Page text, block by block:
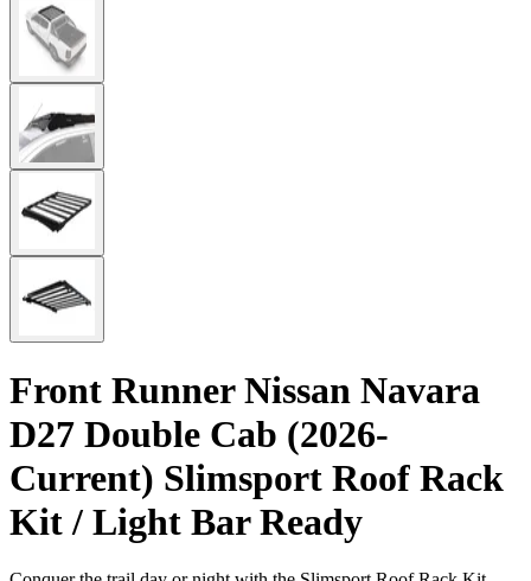
Front Runner Nissan Navara
D27 Double Cab (2026-
Current) Slimsport Roof Rack
Kit / Light Bar Ready